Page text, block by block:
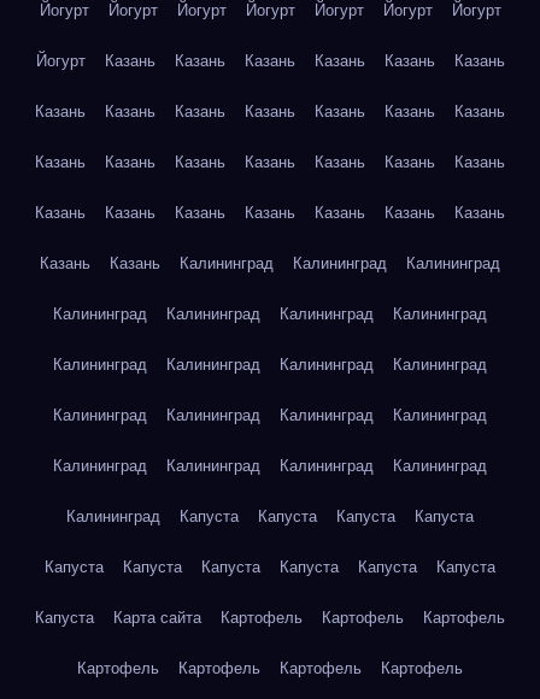
Йогурт Йогурт Йогурт Йогурт Йогурт Йогурт Йогурт
Йогурт Казань Казань Казань Казань Казань Казань
Казань Казань Казань Казань Казань Казань Казань
Казань Казань Казань Казань Казань Казань Казань
Казань Казань Казань Казань Казань Казань Казань
Казань Казань Калининград Калининград Калининград
Калининград Калининград Калининград Калининград
Калининград Калининград Калининград Калининград
Калининград Калининград Калининград Калининград
Калининград Калининград Калининград Калининград
Калининград Капуста Капуста Капуста Капуста
Капуста Капуста Капуста Капуста Капуста Капуста
Капуста Карта сайта Картофель Картофель Картофель
Картофель Картофель Картофель Картофель